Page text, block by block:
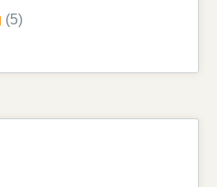
(5)